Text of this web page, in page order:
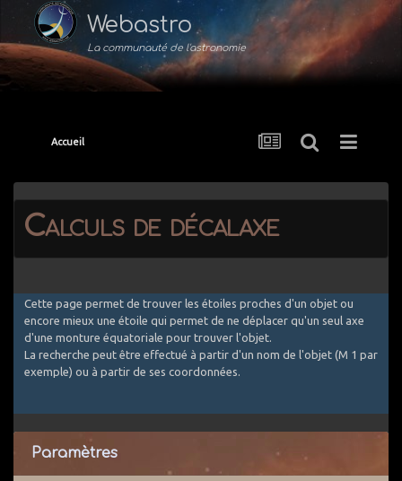
Webastro
La communauté de l'astronomie
Accueil
Calculs de décalaxe
Cette page permet de trouver les étoiles proches d'un objet ou
encore mieux une étoile qui permet de ne déplacer qu'un seul axe
d'une monture équatoriale pour trouver l'objet.
La recherche peut être effectué à partir d'un nom de l'objet (M 1 par
exemple) ou à partir de ses coordonnées.
Paramètres